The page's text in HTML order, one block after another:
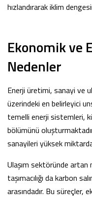
hızlandırarak iklim
Ekonomik ve
Nedenler
Enerji üretimi, sanayi ve
üzerindeki en belirleyici
temelli enerji sistemleri,
bölümünü
sanayileri yüksek miktarda
Ulaşım sektöründe artan
taşımacılığı da karbon
arasındadır. Bu süreçler,